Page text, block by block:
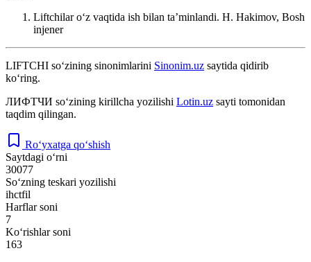
Liftchilar oʻz vaqtida ish bilan taʼminlandi. H. Hakimov, Bosh
injener
LIFTCHI so‘zining sinonimlarini Sinonim.uz saytida qidirib
ko‘ring.
ЛИФТЧИ so‘zining kirillcha yozilishi Lotin.uz sayti tomonidan
taqdim qilingan.
Ro‘yxatga qo‘shish
Saytdagi o‘rni
30077
So‘zning teskari yozilishi
ihctfil
Harflar soni
7
Ko‘rishlar soni
163